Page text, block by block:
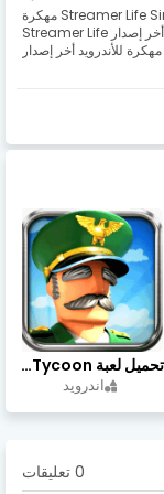
Streamer Life Simulator مهكرة
للأندرويد أخر إصدار Streamer Life
تحميل لعبة Idle Military SCH Tycoon مهكرة آخر إصدار
اندرويد
0 تعليقات